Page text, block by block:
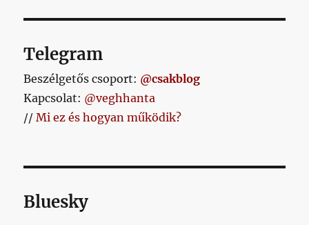
Telegram
Beszélgetős csoport: @csakblog
Kapcsolat: @veghhanta
//Mi ez és hogyan működik?
Bluesky